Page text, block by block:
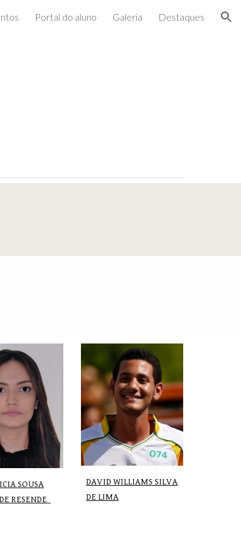
Portal do aluno Galeria Destaques
SOUSA
RESENDE
DAVID WILLIAMS SILVA
DE LIMA